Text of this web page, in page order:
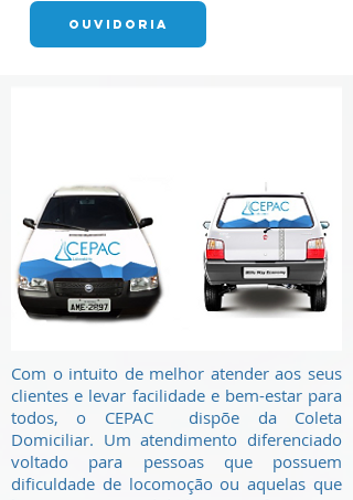
OUVIDORIA
Com o intuito de melhor atender aos seus
clientes e levar facilidade e bem-estar para
todos, o CEPAC dispõe da Coleta
Domiciliar. Um atendimento diferenciado
voltado para pessoas que possuem
dificuldade de locomoção ou aquelas que